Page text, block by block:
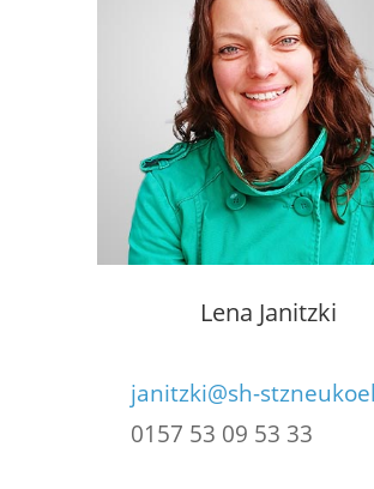
Lena Janitzki
janitzki@sh-
0157 53 09 53 33